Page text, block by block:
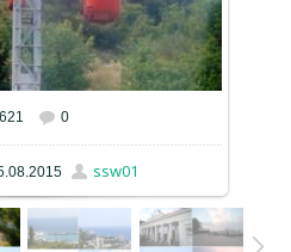
571x860
0
ssw01